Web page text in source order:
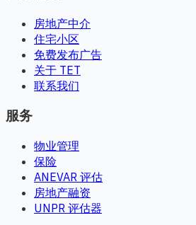
房地产中介
住宅小区
免费发布广告
关于 TET
联系我们
服务
物业管理
保险
ANEVAR 评估
房地产融资
UNPR 评估器